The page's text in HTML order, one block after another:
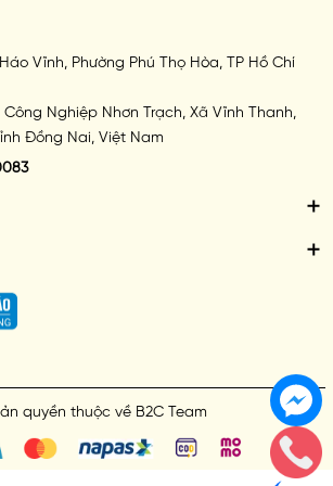
Vĩnh, Phường Phú Thọ Hòa, TP Hồ Chí
Công Nghiệp Nhơn Trạch, Xã Vĩnh Thanh,
Đồng Nai, Việt Nam
quyền thuộc về B2C Team